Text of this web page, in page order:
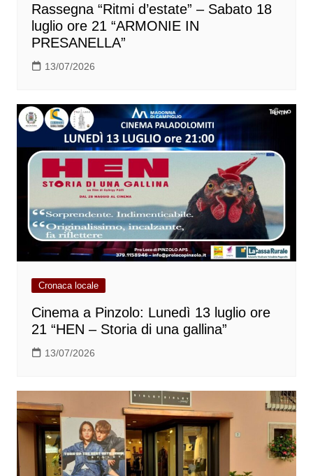
Rassegna “Ritmi d’estate” – Sabato 18
luglio ore 21 “ARMONIE IN
PRESANELLA”
13/07/2026
Cronaca locale
Cinema a Pinzolo: Lunedì 13 luglio ore
21 “HEN – Storia di una gallina”
13/07/2026